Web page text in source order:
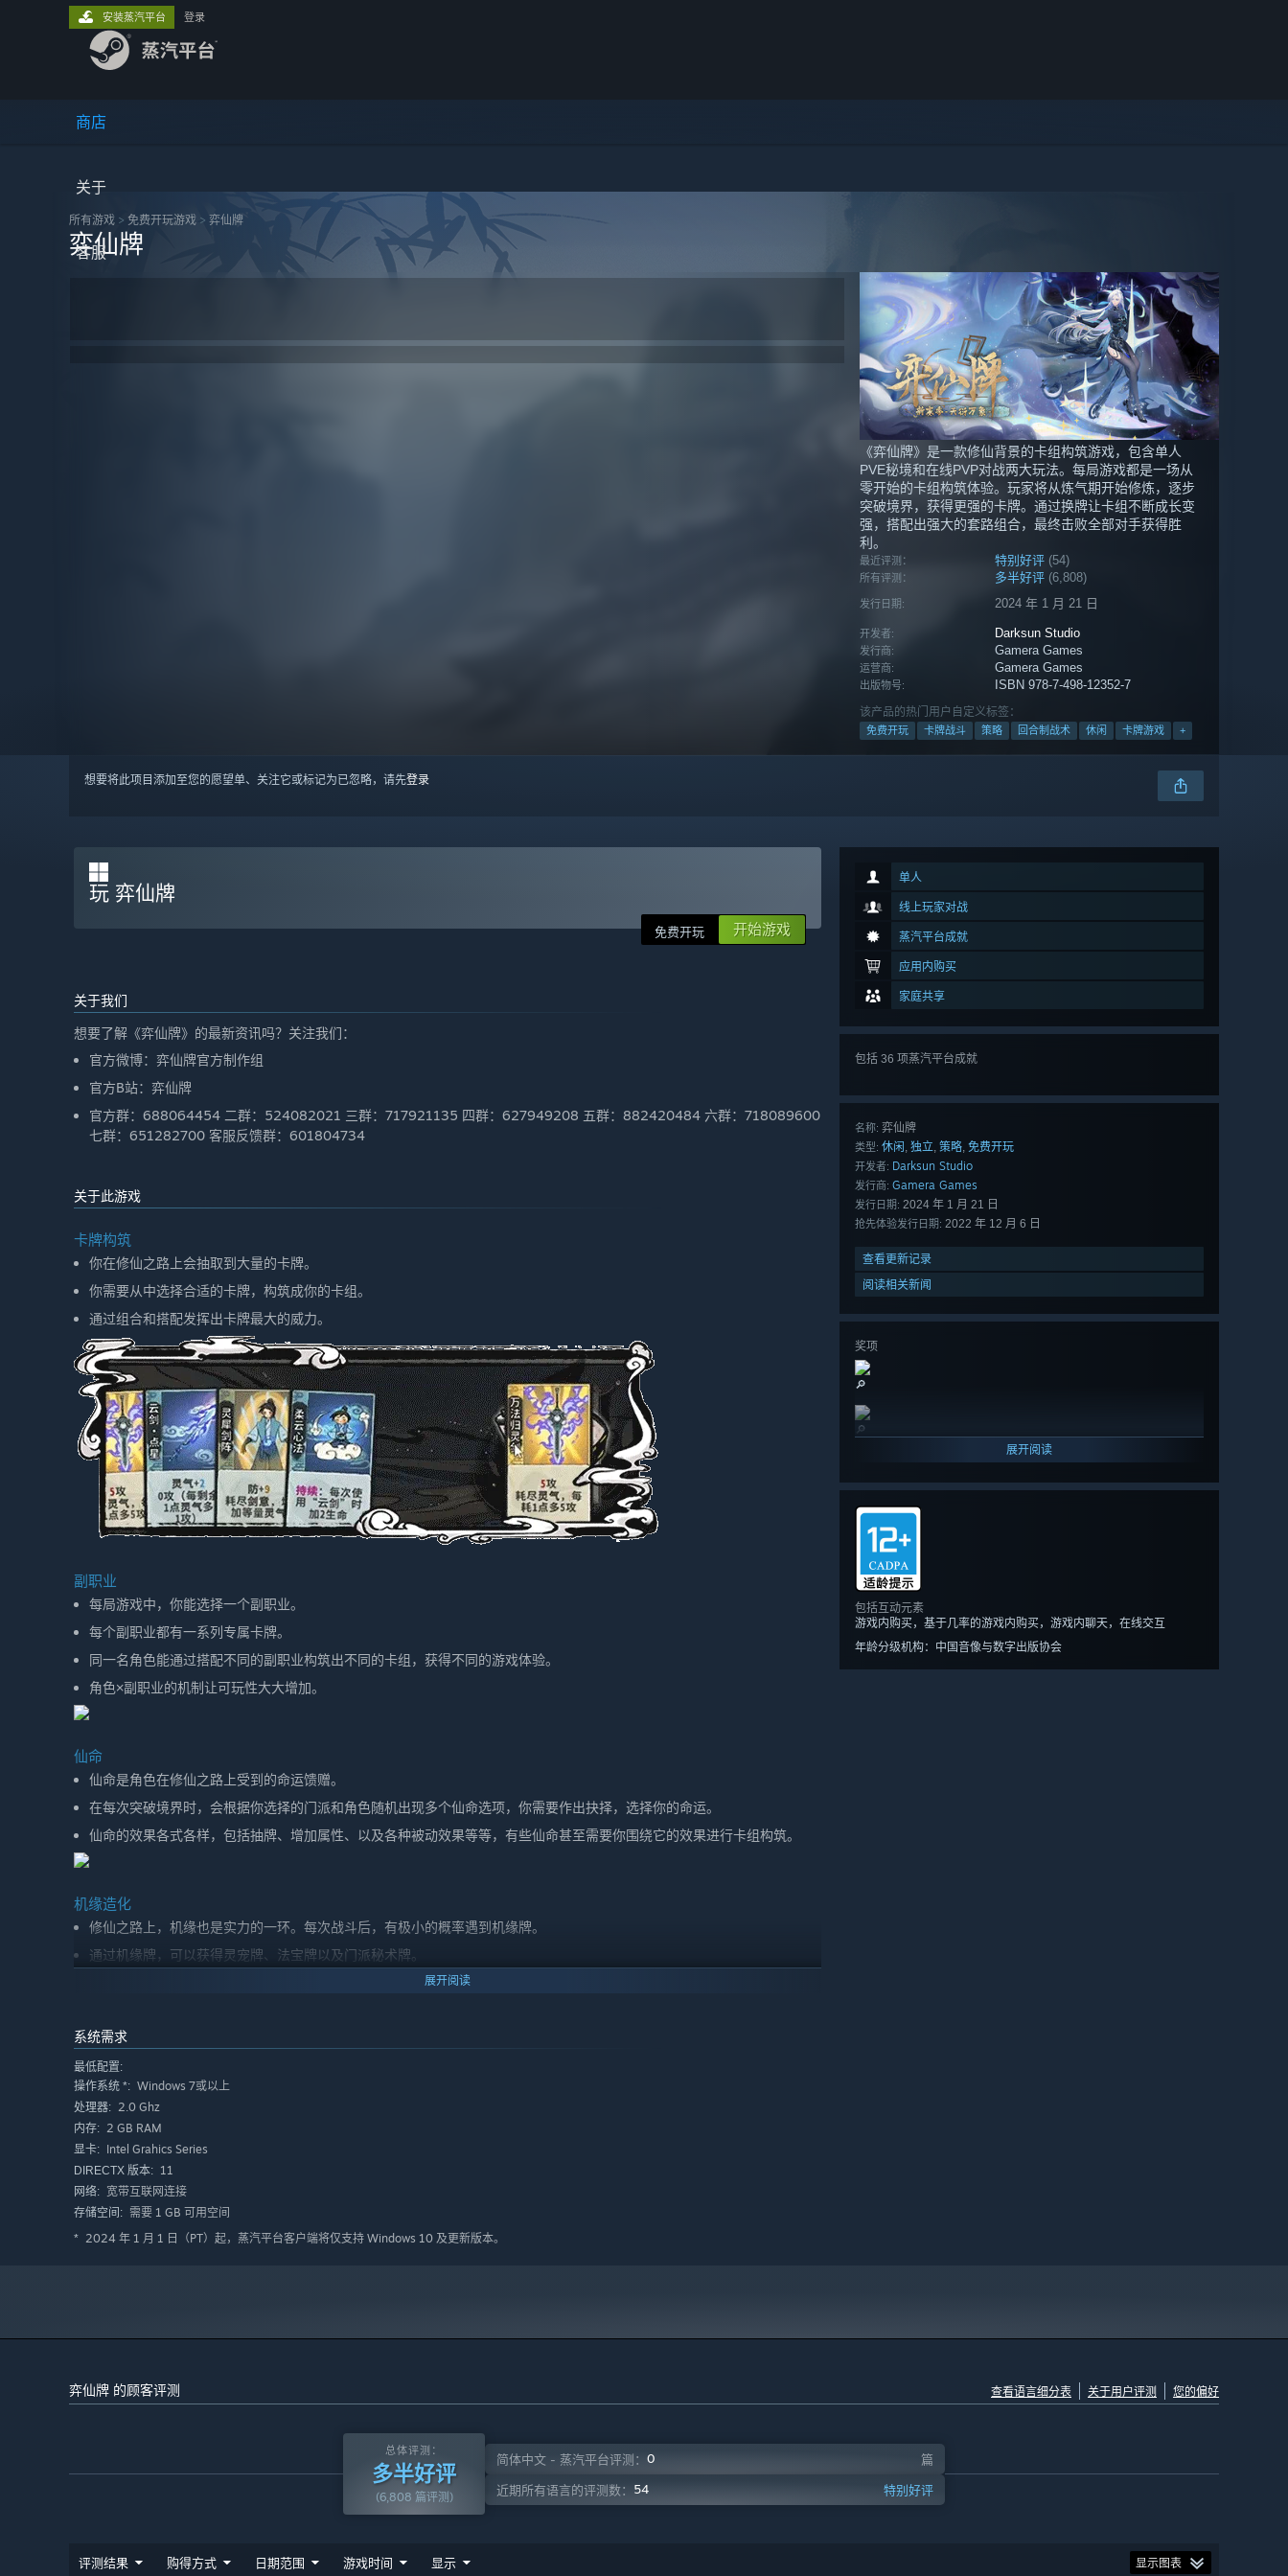
商店
关于
客服
安装蒸汽平台 登录
所有游戏 > 免费开玩‎游戏 > 弈仙牌
弈仙牌
《弈仙牌》是一款修仙背景的卡组构筑游戏，包含单人
PVE秘境和在线PVP对战两大玩法。每局游戏都是一场从
零开始的卡组构筑体验。玩家将从炼气期开始修炼，逐步
突破境界，获得更强的卡牌。通过换牌让卡组不断成长变
强，搭配出强大的套路组合，最终击败全部对手获得胜
利。
最近评测： 特别好评 (54)
所有评测： 多半好评 (6,808)
发行日期: 2024 年 1 月 21 日
开发者: Darksun Studio
发行商: Gamera Games
运营商: Gamera Games
出版物号: ISBN 978-7-498-12352-7
该产品的热门用户自定义标签：
免费开玩 卡牌战斗 策略 回合制战术 休闲 卡牌游戏 +
想要将此项目添加至您的愿望单、关注它或标记为已忽略，请先登录
单人
线上玩家对战
蒸汽平台成就
应用内购买
家庭共享
包括 36 项蒸汽平台成就
名称: 弈仙牌
类型: 休闲, 独立, 策略, 免费开玩
开发者: Darksun Studio
发行商: Gamera Games
发行日期: 2024 年 1 月 21 日
抢先体验发行日期: 2022 年 12 月 6 日
查看更新记录
阅读相关新闻
奖项
🔎
🔎
展开阅读
包括互动元素
游戏内购买，基于几率的游戏内购买，游戏内聊天，在线交互
年龄分级机构：中国音像与数字出版协会
玩 弈仙牌
免费开玩 开始游戏
关于我们
想要了解《弈仙牌》的最新资讯吗？关注我们：
官方微博：弈仙牌官方制作组
官方B站：弈仙牌
官方群：688064454 二群：524082021 三群：717921135 四群：627949208 五群：882420484 六群：718089600
七群：651282700 客服反馈群：601804734
关于此游戏
卡牌构筑
你在修仙之路上会抽取到大量的卡牌。
你需要从中选择合适的卡牌，构筑成你的卡组。
通过组合和搭配发挥出卡牌最大的威力。
副职业
每局游戏中，你能选择一个副职业。
每个副职业都有一系列专属卡牌。
同一名角色能通过搭配不同的副职业构筑出不同的卡组，获得不同的游戏体验。
角色×副职业的机制让可玩性大大增加。
仙命
仙命是角色在修仙之路上受到的命运馈赠。
在每次突破境界时，会根据你选择的门派和角色随机出现多个仙命选项，你需要作出抉择，选择你的命运。
仙命的效果各式各样，包括抽牌、增加属性、以及各种被动效果等等，有些仙命甚至需要你围绕它的效果进行卡组构筑。
机缘造化
修仙之路上，机缘也是实力的一环。每次战斗后，有极小的概率遇到机缘牌。
通过机缘牌，可以获得灵宠牌、法宝牌以及门派秘术牌。
这些牌非常少见，强度可能与同境界的常规牌差不多，但是往往会为你带来全新的构筑思路，组出独特的罕见卡组。
与人博弈
你的每个对手都是线上的其他玩家，大家一起从零开始构筑卡组。
每场与对手的战斗都会检测你的卡组实力，多次战败就会被淘汰出局。
运筹帷幄，登顶仙途，等你来战！
展开阅读
系统需求
最低配置:
操作系统 *: Windows 7或以上
处理器: 2.0 Ghz
内存: 2 GB RAM
显卡: Intel Grahics Series
DIRECTX 版本: 11
网络: 宽带互联网连接
存储空间: 需要 1 GB 可用空间
* 2024 年 1 月 1 日（PT）起，蒸汽平台客户端将仅支持 Windows 10 及更新版本。
弈仙牌 的顾客评测 查看语言细分表 关于用户评测 您的偏好
总体评测：
多半好评
(6,808 篇评测)
简体中文 - 蒸汽平台评测： 0
篇
近期所有语言的评测数： 54 特别好评
评测结果 购得方式 日期范围 游戏时间 显示 显示图表